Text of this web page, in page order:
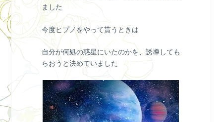
ました
今度ヒプノをやって貰うときは
自分が何処の惑星にいたのかを、誘導しても
らおうと決めていました